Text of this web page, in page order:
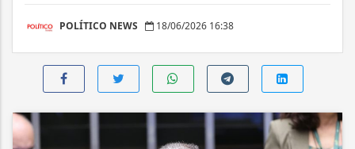
POLÍTICO NEWS 18/06/2026 16:38